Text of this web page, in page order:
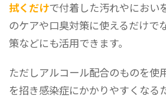
拭くだけで付着した汚れやにおい
のケアや口臭対策に使えるだけで
策などにも活用できます。
ただしアルコール配合のものを使
を招き感染症にかかりやすくなる